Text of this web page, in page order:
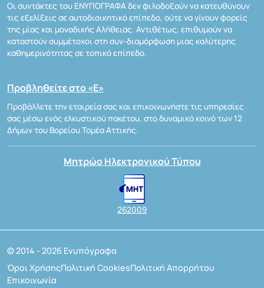
Οι συντάκτες του ΕΝΥΠΟΓΡΑΦΑ δεν φιλοδοξούν να κατευθύνουν
τις εξελίξεις σε αυτοδιοικητικό επίπεδο, ούτε να γίνουν φορείς
της μίας και μοναδικής Αλήθειας. Αντιθέτως, επιθυμούν να
καταστούν συμμέτοχοι στη συν-διαμόρφωση μιας καλύτερης
καθημερινότητας σε τοπικό επίπεδο.
Προβληθείτε στο «Ε»
Προβάλλετε την εταιρεία σας και επικοινωνήστε τις υπηρεσίες
σας μέσω ενός ελκυστικού πακέτου, στο δυναμικό κοινό των 12
Δήμων του Βορείου Τομέα Αττικής.
Μητρώο Ηλεκτρονικού Τύπου
262009
© 2014 - 2026 Ενυπόγραφα
Όροι ΧρήσηςΠολιτική CookiesΠολιτική Απορρήτου
Επικοινωνία